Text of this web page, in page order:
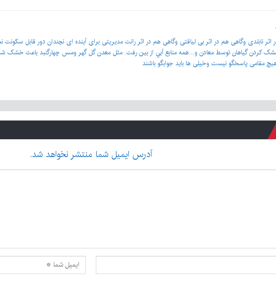
اثر نابلدی وگاهی هم در اثر بی لیاقتی وگاهی هم در اثر رانت مدیریتی برای آینده ای نچندان دور قابل سکونت
خشک کردن گیاهان توسط معادن و…همه منابع آبي از بین رفت. مثل معدن گل گهر ومس چهارگنبد باعث خشک
مقامی پاسخگو نیست وخیلی ها باید جوابگو باشند
آدرس ایمیل شما منتشر نخواهد شد.